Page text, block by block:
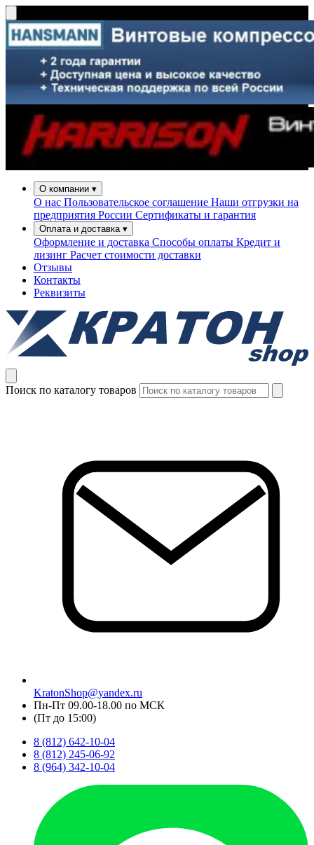
О компании ▾
О нас Пользовательское соглашение Наши отгрузки на
предприятия России Сертификаты и гарантия
Оплата и доставка ▾
Оформление и доставка Способы оплаты Кредит и
лизинг Расчет стоимости доставки
Отзывы
Контакты
Реквизиты
Поиск по каталогу товаров
KratonShop@yandex.ru
Пн-Пт 09.00-18.00 по МСК
(Пт до 15:00)
8 (812) 642-10-04
8 (812) 245-06-92
8 (964) 342-10-04